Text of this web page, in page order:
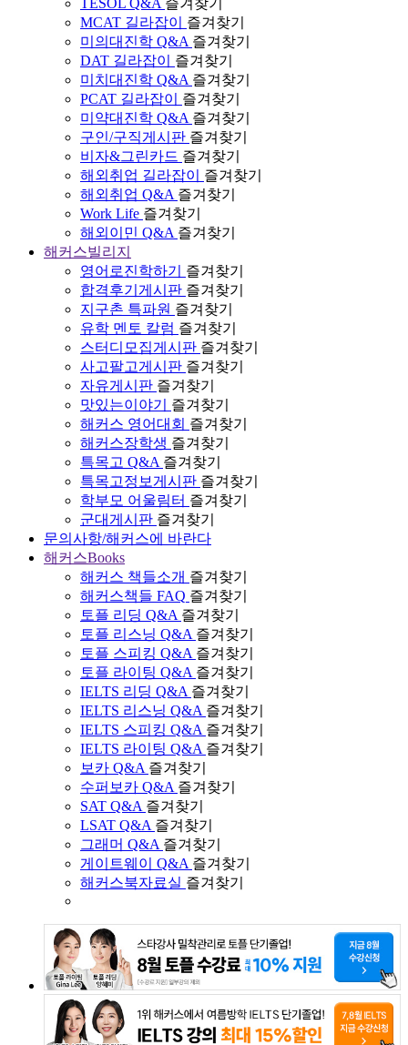
MCAT 길라잡이
즐겨찾기
미의대진학 Q&A 즐겨찾기
DAT 길라잡이
즐겨찾기
미치대진학 Q&A 즐겨찾기
PCAT 길라잡이
즐겨찾기
미약대진학 Q&A 즐겨찾기
구인/구직게시판 즐겨찾기
비자&그린카드 즐겨찾기
해외취업 길라잡이
즐겨찾기
해외취업 Q&A 즐겨찾기
Work Life 즐겨찾기
해외이민 Q&A 즐겨찾기
해커스빌리지
영어로진학하기
즐겨찾기
합격후기게시판 즐겨찾기
지구촌 특파원 즐겨찾기
유학 멘토 칼럼 즐겨찾기
스터디모집게시판 즐겨찾기
사고팔고게시판 즐겨찾기
자유게시판 즐겨찾기
맛있는이야기
즐겨찾기
해커스 영어대회 즐겨찾기
해커스장학생 즐겨찾기
특목고 Q&A 즐겨찾기
특목고정보게시판 즐겨찾기
학부모 어울림터 즐겨찾기
군대게시판 즐겨찾기
문의사항/해커스에 바란다
해커스Books
해커스 책들소개 즐겨찾기
해커스책들 FAQ 즐겨찾기
토플 리딩 Q&A 즐겨찾기
토플 리스닝 Q&A 즐겨찾기
토플 스피킹 Q&A 즐겨찾기
토플 라이팅 Q&A 즐겨찾기
IELTS 리딩 Q&A 즐겨찾기
IELTS 리스닝 Q&A 즐겨찾기
IELTS 스피킹 Q&A 즐겨찾기
IELTS 라이팅 Q&A 즐겨찾기
보카 Q&A 즐겨찾기
수퍼보카 Q&A 즐겨찾기
SAT Q&A 즐겨찾기
LSAT Q&A 즐겨찾기
그래머 Q&A 즐겨찾기
게이트웨이 Q&A 즐겨찾기
해커스북자료실 즐겨찾기